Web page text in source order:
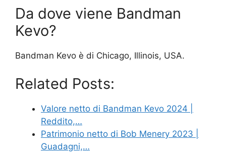
Da dove viene Bandman
Kevo?
Bandman Kevo è di Chicago, Illinois, USA.
Related Posts:
Valore netto di Bandman Kevo 2024 |
Reddito,…
Patrimonio netto di Bob Menery 2023 |
Guadagni,…